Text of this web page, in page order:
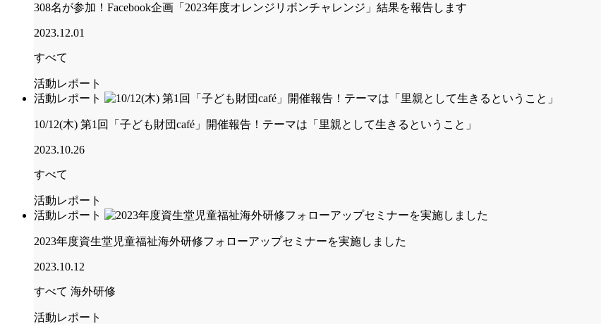
308名が参加！Facebook企画「2023年度オレンジリボンチャレンジ」結果を報告します
2023.12.01
すべて
活動レポート
活動レポート
10/12(木) 第1回「子ども財団café」開催報告！テーマは「里親として生きるということ」
2023.10.26
すべて
活動レポート
活動レポート
2023年度資生堂児童福祉海外研修フォローアップセミナーを実施しました
2023.10.12
すべて 海外研修
活動レポート